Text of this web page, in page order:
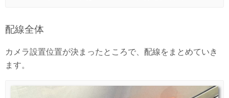
配線全体
カメラ設置位置が決まったところで、配線をまとめていき
ます。